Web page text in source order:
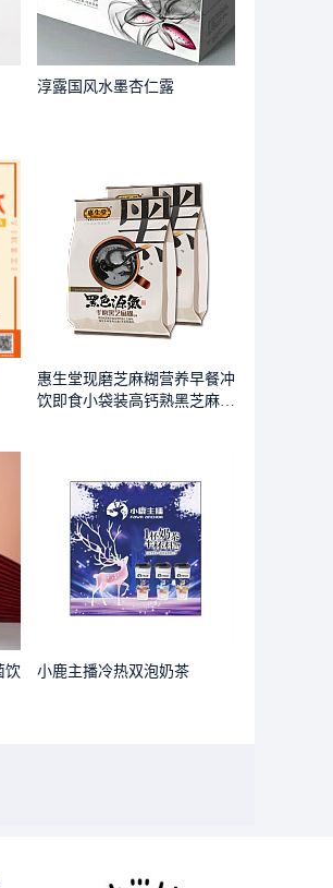
淳露国风水墨杏仁露
惠生堂现磨芝麻糊营养早餐冲
饮即食小袋装高钙熟黑芝麻糊
饮
小鹿主播冷热双泡奶茶